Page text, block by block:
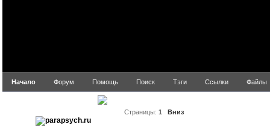
Начало Форум Помощь Поиск Тэги Ссылки Файлы
Страницы:1 Вниз